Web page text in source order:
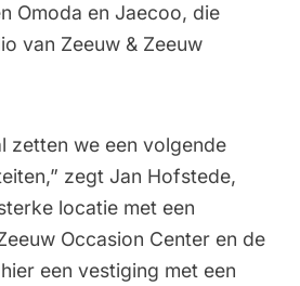
Omoda en Jaecoo, die
van Zeeuw & Zeeuw
zetten we een volgende
zegt Jan Hofstede,
locatie met een
Occasion Center en de
een vestiging met een